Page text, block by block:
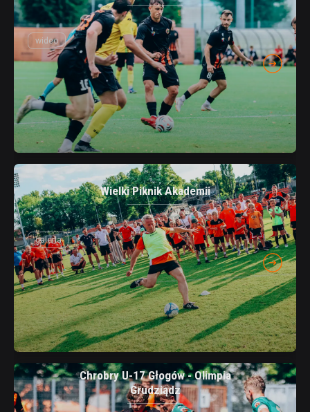
wideo
galeria
Wielki Piknik Akademii
Chrobry U-17 Głogów - Olimpia
Grudziądz